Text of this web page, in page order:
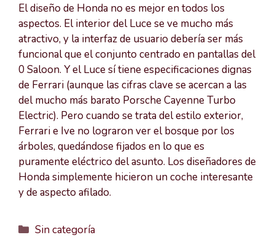
El diseño de Honda no es mejor en todos los
aspectos. El interior del Luce se ve mucho más
atractivo, y la interfaz de usuario debería ser más
funcional que el conjunto centrado en pantallas del
0 Saloon. Y el Luce sí tiene especificaciones dignas
de Ferrari (aunque las cifras clave se acercan a las
del mucho más barato Porsche Cayenne Turbo
Electric). Pero cuando se trata del estilo exterior,
Ferrari e Ive no lograron ver el bosque por los
árboles, quedándose fijados en lo que es
puramente eléctrico del asunto. Los diseñadores de
Honda simplemente hicieron un coche interesante
y de aspecto afilado.
Categorías
Sin categoría